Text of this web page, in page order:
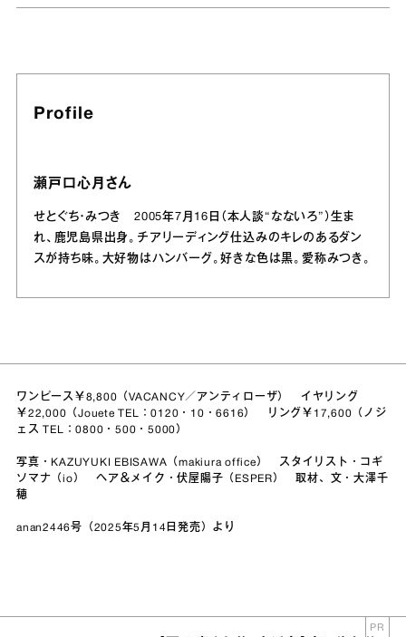
Profile
瀬戸口心月さん
せとぐち・みつき 2005年7月16日（本人談“なないろ”）生ま
れ、鹿児島県出身。チアリーディング仕込みのキレのあるダン
スが持ち味。大好物はハンバーグ。好きな色は黒。愛称みつき。
ワンピース￥8,800（VACANCY／アンティローザ） イヤリング
￥22,000（Jouete TEL：0120・10・6616） リング￥17,600（ノジ
ェス TEL：0800・500・5000）
写真・KAZUYUKI EBISAWA（makiura office） スタイリスト・コギ
ソマナ（io） ヘア＆メイク・伏屋陽子（ESPER） 取材、文・大澤千
穂
anan2446号（2025年5月14日発売）より
PR